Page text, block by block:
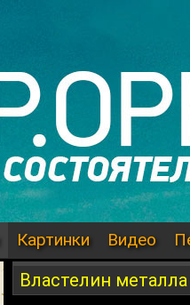
Картинки Видео
Властелин металла